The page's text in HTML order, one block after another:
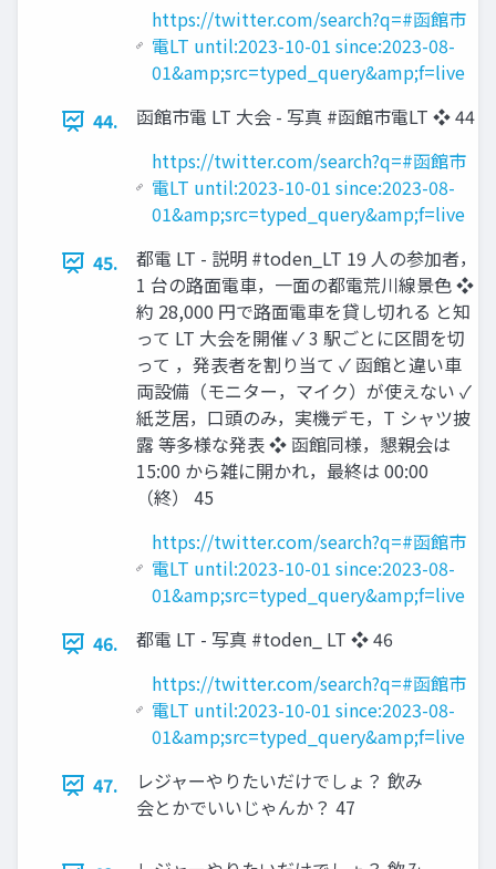
https://twitter.com/search?q=#函館市
電LT until:2023-10-01 since:2023-08-
01&amp;src=typed_query&amp;f=live
44.
函館市電 LT 大会 - 写真 #函館市電LT ❖ 44
https://twitter.com/search?q=#函館市
電LT until:2023-10-01 since:2023-08-
01&amp;src=typed_query&amp;f=live
45.
都電 LT - 説明 #toden_LT 19 人の参加者，
1 台の路面電車，一面の都電荒川線景色 ❖
約 28,000 円で路面電車を貸し切れる と知
って LT 大会を開催 ✓ 3 駅ごとに区間を切
って ，発表者を割り当て ✓ 函館と違い車
両設備（モニター，マイク）が使えない ✓
紙芝居，口頭のみ，実機デモ，T シャツ披
露 等多様な発表 ❖ 函館同様，懇親会は
15:00 から雑に開かれ，最終は 00:00
（終） 45
https://twitter.com/search?q=#函館市
電LT until:2023-10-01 since:2023-08-
01&amp;src=typed_query&amp;f=live
46.
都電 LT - 写真 #toden_ LT ❖ 46
https://twitter.com/search?q=#函館市
電LT until:2023-10-01 since:2023-08-
01&amp;src=typed_query&amp;f=live
47.
レジャーやりたいだけでしょ？ 飲み
会とかでいいじゃんか？ 47